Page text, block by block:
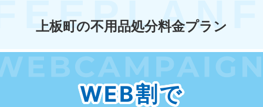
上板町の不用品処分料金プラン
WEB割で